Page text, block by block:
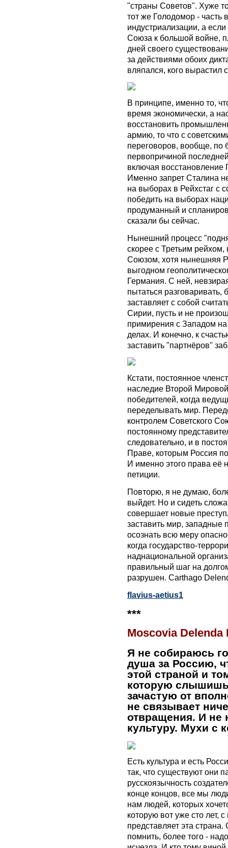
"страны Советов". Хуже
тот же Голодомор - часть
индустриализации, а
Союза к большой войне,
дней своего
за действиями обоих
вляпался, кого вырастил
В принципе, именно то,
время экономически, а
восстановить
армию, то что с
переговоров, вообще, по
первопричиной
включая восстановление
Именно запрет Сталина
на выборах в Рейхстаг с
победить на выборах
продуманный и
сказали бы сейчас.
Нынешний процесс
скорее с Третьим
Союзом, хотя нынешняя
выгодном
Германия. С ней,
пытаться разговаривать,
заставляет с собой
Сирии, пусть и не
примирения с Западом на
делах. И конечно, к
заставить "партнёров"
Кстати, постоянное
наследие Второй
победителей, когда
переделывать мир.
контролем Советского
постоянному
следовательно, и в
Праве, которым Россия
И именно этого права её
петиции.
Повторю, я не думаю,
выйдет. Но и сидеть
совершает новые
заставить мир, западные
осознать всю меру
когда государство-
наднациональной
правильный шаг на
разрушен. Carthago
flavius-aetius1
***
Moscovia Delenda
Я не собираюсь
душа за Россию,
этой страной и
которую
зачастую от
не связывает
отвращения. И не
культуру. Мухи с
Есть культура и есть
так, что существуют они
русскоязычность
конце концов, все мы
нам людей, которых
которую вот уже сто
представляет эта
помнить, более того -